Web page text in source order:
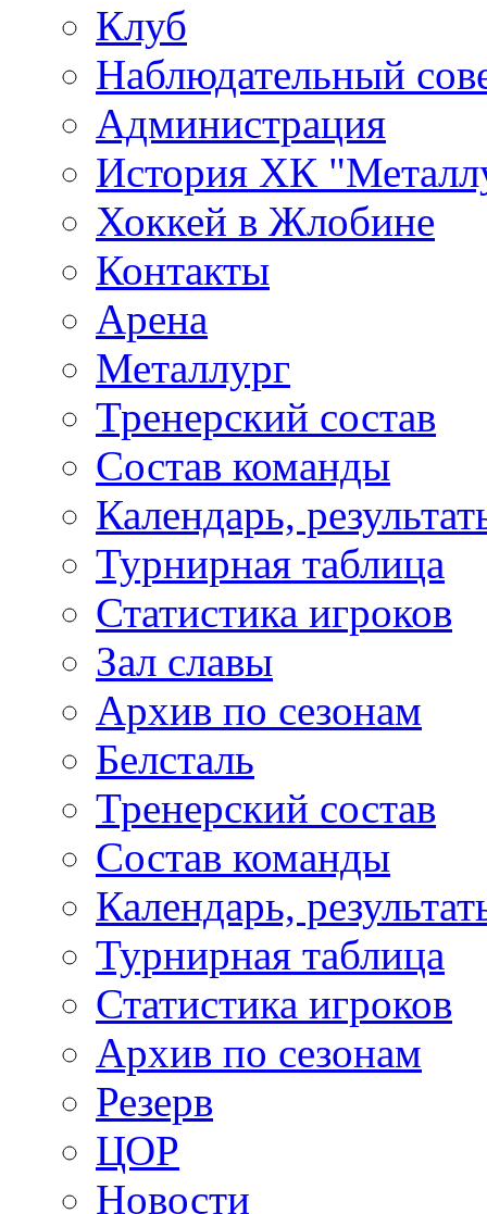
Клуб
Наблюдательный
Администрация
История ХК
Хоккей в Жлобине
Контакты
Арена
Металлург
Тренерский состав
Состав команды
Календарь,
Турнирная таблица
Статистика игроков
Зал славы
Архив по сезонам
Белсталь
Тренерский состав
Состав команды
Календарь,
Турнирная таблица
Статистика игроков
Архив по сезонам
Резерв
ЦОР
Новости